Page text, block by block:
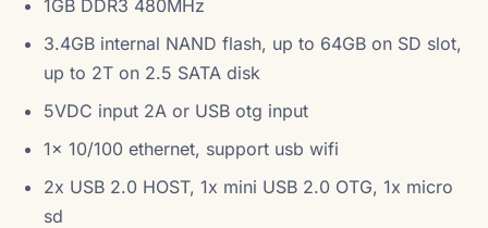
1GB DDR3 480MHz
3.4GB internal NAND flash, up to 64GB on SD slot,
up to 2T on 2.5 SATA disk
5VDC input 2A or USB otg input
1x 10/100 ethernet, support usb wifi
2x USB 2.0 HOST, 1x mini USB 2.0 OTG, 1x micro
sd